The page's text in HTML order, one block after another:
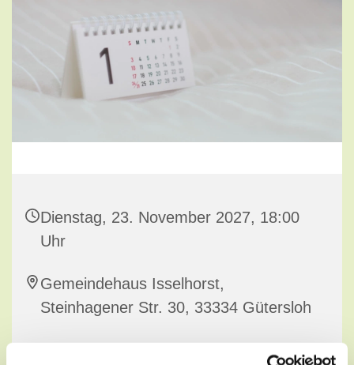
Dienstag, 23. November 2027, 18:00
Uhr
Gemeindehaus Isselhorst,
Steinhagener Str. 30, 33334 Gütersloh